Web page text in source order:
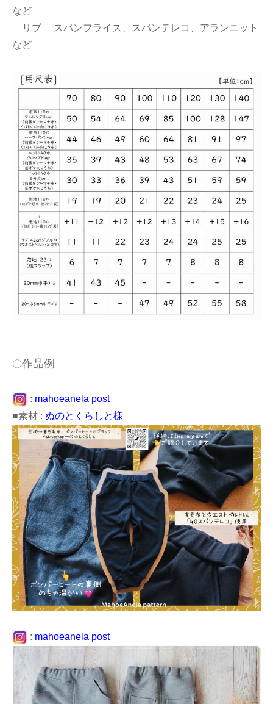
など
リブ スパンフライス、スパンテレコ、アランニット
など
〇作品例
: mahoeanela post
■素材 : ぬのとくらしと様
: mahoeanela post